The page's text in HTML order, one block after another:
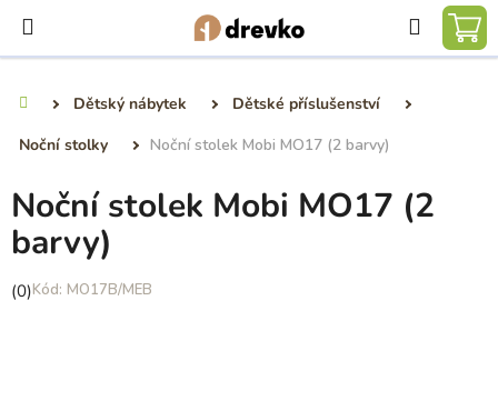
obsah
Hledat
Dětský nábytek
Dětské příslušenství
Noční stolky
Noční stolek Mobi MO17 (2 barvy)
Noční stolek Mobi MO17 (2
barvy)
Průměrné
(0) MO17B/MEB